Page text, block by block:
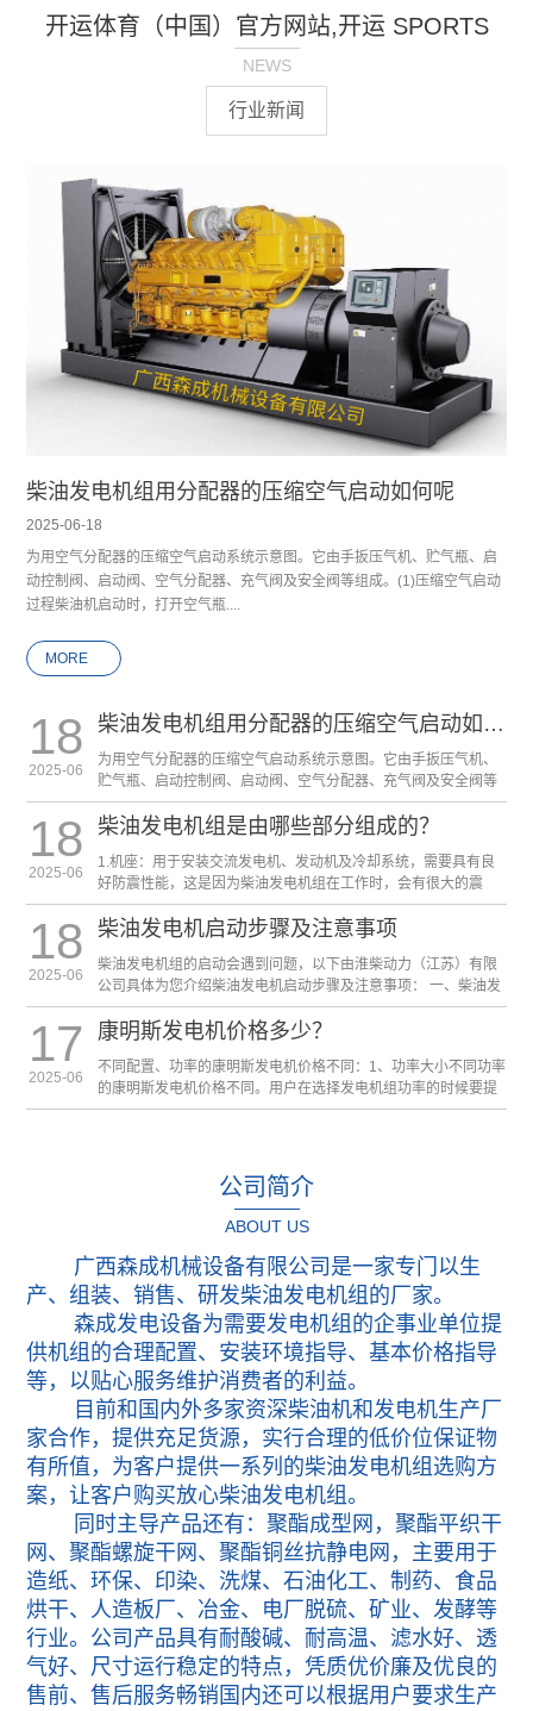
开运体育（中国）官方网站,开运 SPORTS
NEWS
行业新闻
柴油发电机组用分配器的压缩空气启动如何呢
2025-06-18
为用空气分配器的压缩空气启动系统示意图。它由手扳压气机、贮气瓶、启
动控制阀、启动阀、空气分配器、充气阀及安全阀等组成。(1)压缩空气启动
过程柴油机启动时，打开空气瓶....
MORE
18
2025-06
柴油发电机组用分配器的压缩空气启动如何呢
为用空气分配器的压缩空气启动系统示意图。它由手扳压气机、
贮气瓶、启动控制阀、启动阀、空气分配器、充气阀及安全阀等
组成。(1)压缩空气启动过程柴油机启动时，打开空气瓶
18
2025-06
柴油发电机组是由哪些部分组成的？
1.机座：用于安装交流发电机、发动机及冷却系统，需要具有良
好防震性能，这是因为柴油发电机组在工作时，会有很大的震
动，因此，底座要有一定的防震性。 2.发动机：发动机一定
是四
18
2025-06
柴油发电机启动步骤及注意事项
柴油发电机组的启动会遇到问题，以下由淮柴动力（江苏）有限
公司具体为您介绍柴油发电机启动步骤及注意事项： 一、柴油发
电机启动前的准备柴油发电机​每次在开机前必须要检查柴油
17
2025-06
康明斯发电机价格多少？
不同配置、功率的康明斯发电机价格不同：1、功率大小不同功率
的康明斯发电机价格不同。用户在选择发电机组功率的时候要提
前让电工给核算或者让厂家给选择适合功率的发电机组
公司简介
ABOUT US
广西森成机械设备有限公司是一家专门以生
产、组装、销售、研发柴油发电机组的厂家。
森成发电设备为需要发电机组的企事业单位提
供机组的合理配置、安装环境指导、基本价格指导
等，以贴心服务维护消费者的利益。
目前和国内外多家资深柴油机和发电机生产厂
家合作，提供充足货源，实行合理的低价位保证物
有所值，为客户提供一系列的柴油发电机组选购方
案，让客户购买放心柴油发电机组。
同时主导产品还有：聚酯成型网，聚酯平织干
网、聚酯螺旋干网、聚酯铜丝抗静电网，主要用于
造纸、环保、印染、洗煤、石油化工、制药、食品
烘干、人造板厂、冶金、电厂脱硫、矿业、发酵等
行业。公司产品具有耐酸碱、耐高温、滤水好、透
气好、尺寸运行稳定的特点，凭质优价廉及优良的
售前、售后服务畅销国内还可以根据用户要求生产